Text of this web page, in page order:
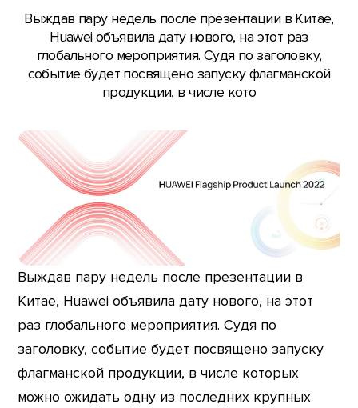
Выждав пару недель после презентации в Китае,
Huawei объявила дату нового, на этот раз
глобального мероприятия. Судя по заголовку,
событие будет посвящено запуску флагманской
продукции, в числе кото
Выждав пару недель после презентации в
Китае, Huawei объявила дату нового, на этот
раз глобального мероприятия. Судя по
заголовку, событие будет посвящено запуску
флагманской продукции, в числе которых
можно ожидать одну из последних крупных